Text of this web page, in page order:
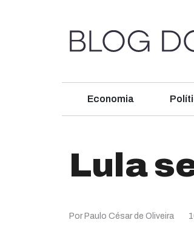
Economia
Lula
Por Paulo César de Oliveira